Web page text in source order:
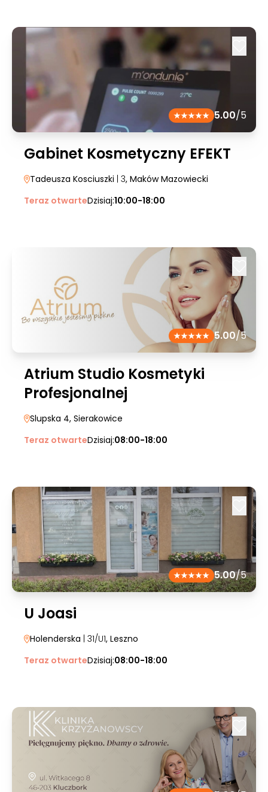
5.00/5
Gabinet Kosmetyczny EFEKT
Tadeusza Kosciuszki | 3, Maków Mazowiecki
Teraz otwarteDzisiaj:10:00-18:00
5.00/5
Atrium Studio Kosmetyki
Profesjonalnej
Slupska 4, Sierakowice
Teraz otwarteDzisiaj:08:00-18:00
5.00/5
U Joasi
Holenderska | 31/U1, Leszno
Teraz otwarteDzisiaj:08:00-18:00